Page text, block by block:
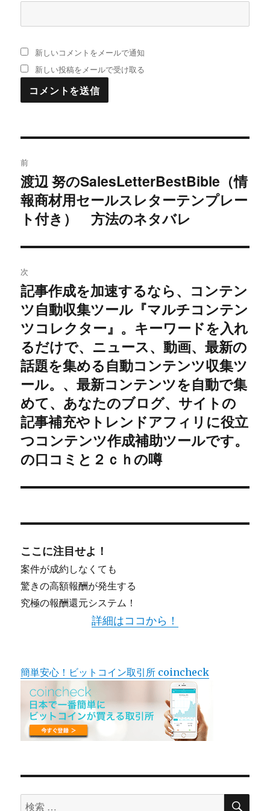
新しいコメントをメールで通知
新しい投稿をメールで受け取る
稿
ナ
ビ
ゲ
ー
シ
ョ
ン
前
過
去
の
稿:
渡辺 努のSalesLetterBestBible（情
報商材用セールスレターテンプレー
ト付き） 方法のネタバレ
次
次
の
投
稿:
記事作成を加速するなら、コンテン
ツ自動収集ツール『マルチコンテン
ツコレクター』。キーワードを入れ
るだけで、ニュース、動画、最新の
話題を集める自動コンテンツ収集ツ
ール。、最新コンテンツを自動で集
めて、あなたのブログ、サイトの
記事補充やトレンドアフィリに役立
つコンテンツ作成補助ツールです。
の口コミと２ｃｈの噂
ここに注目せよ！
案件が成約しなくても
驚きの高額報酬が発生する
究極の報酬還元システム！
詳細はココから！
簡単安心！ビットコイン取引所 coincheck
検 検